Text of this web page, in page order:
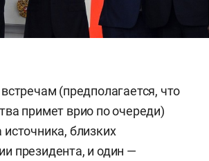
(предполагается, что
примет врио по очереди)
источника, близких
президента, и один —